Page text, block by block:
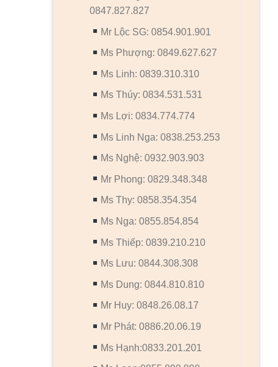
0847.827.827
Mr Lộc SG: 0854.901.901
Ms Phượng: 0849.627.627
Ms Linh: 0839.310.310
Ms Thúy: 0834.531.531
Ms Lợi: 0834.774.774
Ms Linh Nga: 0838.253.253
Ms Nghệ: 0932.903.903
Mr Phong: 0829.348.348
Ms Thy: 0858.354.354
Ms Nga: 0855.854.854
Ms Thiếp: 0839.210.210
Ms Lưu: 0844.308.308
Ms Dung: 0844.810.810
Mr Huy: 0848.26.08.17
Mr Phát: 0886.20.06.19
Ms Hạnh:0833.201.201